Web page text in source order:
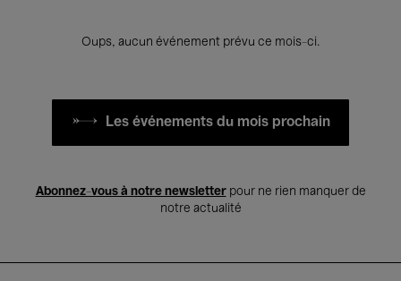
Oups, aucun événement prévu ce mois-ci.
Les événements du mois prochain
Abonnez-vous à notre newsletterpour ne rien manquer de
notre actualité